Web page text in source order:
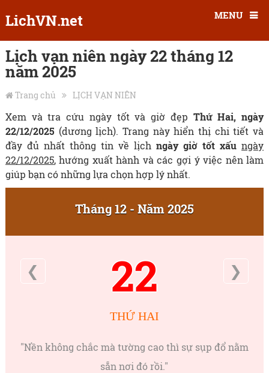
LichVN.net MENU
Lịch vạn niên ngày 22 tháng 12
năm 2025
Trang chủ LỊCH VẠN NIÊN
Xem và tra cứu ngày tốt và giờ đẹp Thứ Hai, ngày
22/12/2025 (dương lịch). Trang này hiển thị chi tiết và
đầy đủ nhất thông tin về lịchngày giờ tốt xấu ngày
22/12/2025, hướng xuất hành và các gợi ý việc nên làm
giúp bạn có những lựa chọn hợp lý nhất.
Tháng 12 - Năm 2025
❮ 22 ❯
THỨ HAI
"Nền không chắc mà tường cao thì sự sụp đổ nằm
sẵn nơi đó rồi."